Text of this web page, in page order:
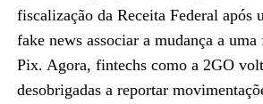
fiscalização da Receita Federal após
fake news associar a mudança a uma
Pix. Agora, fintechs como a 2GO
desobrigadas a reportar